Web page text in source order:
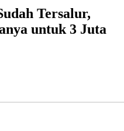
Tersalur,
untuk 3 Juta